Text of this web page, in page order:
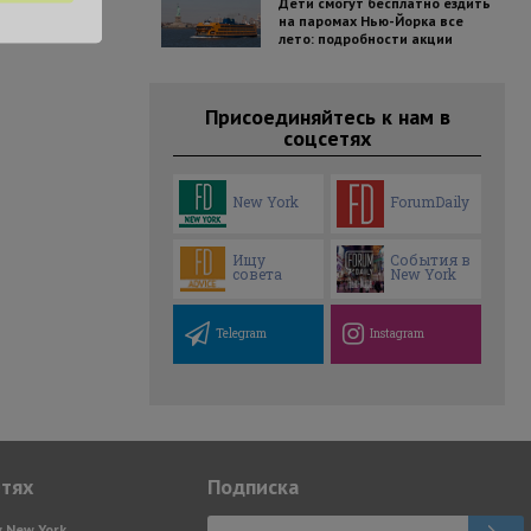
на паромах Нью-Йорка все
лето: подробности акции
Присоединяйтесь к нам в
соцсетях
New York ForumDaily
Ищу
совета
События в
New York
Telegram Instagram
Подписка